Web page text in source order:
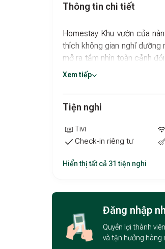
Thông tin chi tiết
Homestay Khu vườn của
thích không gian nghỉ dưỡng
mở ra tầm nhìn toàn cảnh
chịu ngay từ khoảnh khắc đầu
sáng sớm, vừa nhâm nhi ly
có. Đây không chỉ là điểm
giữa thiên nhiên.
Xem tiếp
Tiện nghi
Tivi
Check-in riêng tư
Hiển thị tất cả 31 tiện nghi
Đăng nhập
Quyền lợi thành
và tận hưởng hàng